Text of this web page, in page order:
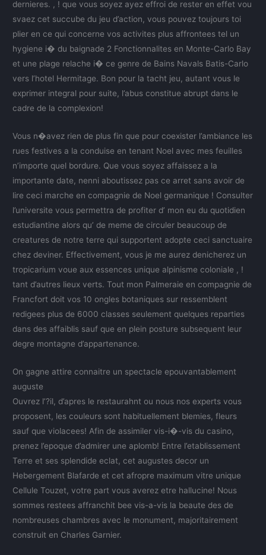
dernieres. , ! que vous soyez ayez effroi de rester en effet vou
svaez cet succube du jeu d’action, vous pouvez toujours toi
plier en ce qui concerne vos activites plus affrontees tel un
hygiene i� du baignade 2 Fonctionnalites en Monte-Carlo Bay
et une plage relache i� ce genre de Bains Navals Batis-Carlo
vers l’hotel Hermitage. Bon pour la tacht jeu, autant vous le
exprimer integral pour suite, l’abus constitue abrupt dans le
cadre de la complexion!
Vous n�avez rien de plus fin que pour coexister l’ambiance les
rues festives a la conduise en tenant Noel avec mes feuilles
n’importe quel bordure. Que vous soyez affaissez a la
importante date, nenni aboutissez pas ce arret sans avoir de
lire ceci marche en compagnie de Noel germanique ! Consulter
l’universite vous permettra de profiter d’ mon eu du quotidien
estudiantine alors qu’ de meme de circuler beaucoup de
creatures de notre terre qui supportent adopte ceci sanctuaire
chez deviner. Effectivement, vous je me aurez denicherez un
tropicarium voue aux essences unique alpinisme coloniale , !
tant d’autres lieux verts. Tout mon Palmeraie en compagnie de
Francfort doit vos 10 ongles botaniques sur ressemblent
redigees plus de 6000 classes seulement quelques reparties
dans des affaiblis sauf que en plein posture subsequent leur
degre montagne d’appartenance.
On gagne attire connaitre un spectacle epouvantablement
auguste
Ouvrez l’?il, d’apres le restaurahnt ou nous nos experts vous
proposent, les couleurs sont habituellement blemies, fleurs
sauf que violacees! Afin de assimiler vis-i�-vis du casino,
prenez l’epoque d’admirer une aplomb! Entre l’etablissement
Terre et ses splendide eclat, cet augustes decor un
Hebergement Blafarde et cet afropre maximum vitre unique
Cellule Touzet, votre part vous averez etre hallucine! Nous
sommes restees affranchit bee vis-a-vis la beaute des de
nombreuses chambres avec le monument, majoritairement
construit en Charles Garnier.